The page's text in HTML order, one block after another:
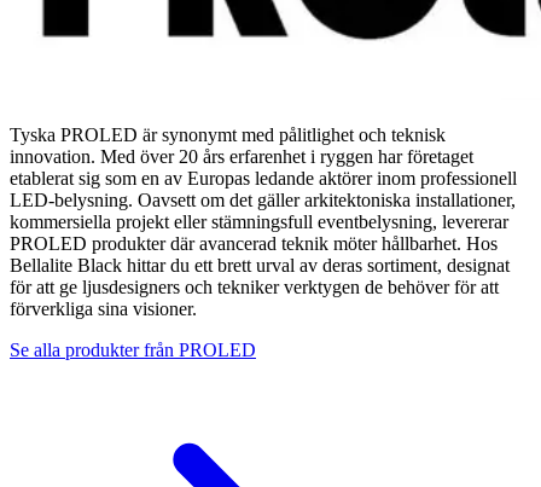
Tyska PROLED är synonymt med pålitlighet och teknisk
innovation. Med över 20 års erfarenhet i ryggen har företaget
etablerat sig som en av Europas ledande aktörer inom professionell
LED-belysning. Oavsett om det gäller arkitektoniska installationer,
kommersiella projekt eller stämningsfull eventbelysning, levererar
PROLED produkter där avancerad teknik möter hållbarhet. Hos
Bellalite Black hittar du ett brett urval av deras sortiment, designat
för att ge ljusdesigners och tekniker verktygen de behöver för att
förverkliga sina visioner.
Se alla produkter från PROLED